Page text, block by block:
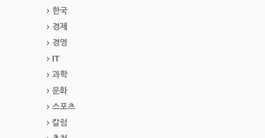
한국
경제
경영
IT
과학
문화
스포츠
칼럼